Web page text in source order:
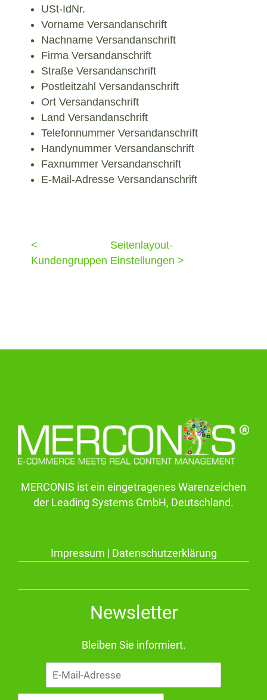
USt-IdNr.
Vorname Versandanschrift
Nachname Versandanschrift
Firma Versandanschrift
Straße Versandanschrift
Postleitzahl Versandanschrift
Ort Versandanschrift
Land Versandanschrift
Telefonnummer Versandanschrift
Handynummer Versandanschrift
Faxnummer Versandanschrift
E-Mail-Adresse Versandanschrift
<
Kundengruppen
Seitenlayout-
Einstellungen >
MERCONIS ist ein eingetragenes Warenzeichen
der Leading Systems GmbH, Deutschland.
Impressum Datenschutzerklärung
Newsletter
Bleiben Sie informiert.
E-
Mail-